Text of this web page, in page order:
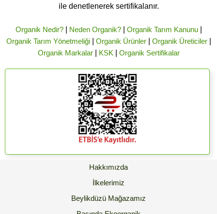
ile denetlenerek sertifikalanır.
Organik Nedir?| Neden Organik?| Organik Tarım Kanunu|
Organik Tarım Yönetmeliği| Organik Ürünler| Organik Üreticiler|
Organik Markalar| KSK Organik Sertifikalar
Hakkımızda
İlkelerimiz
Beylikdüzü Mağazamız